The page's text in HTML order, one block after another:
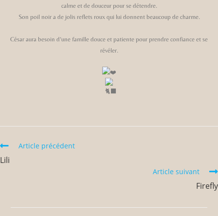
calme et de douceur pour se détendre.
Son poil noir a de jolis reflets roux qui lui donnent beaucoup de charme.
César aura besoin d’une famille douce et patiente pour prendre confiance et se
révéler.
Article précédent
Lili
Article suivant
Firefly